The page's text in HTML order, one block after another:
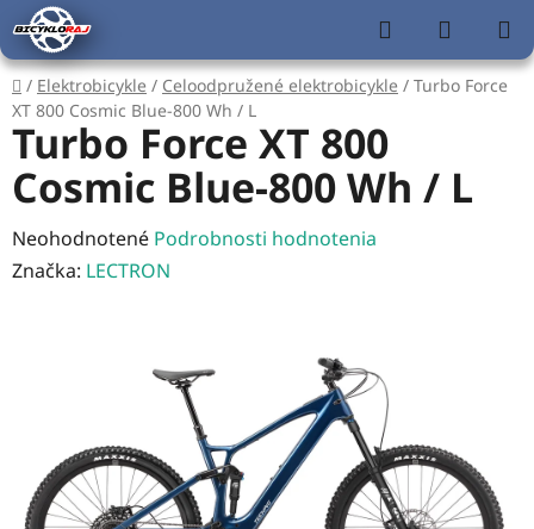
Prejsť
na
obsah
Hľadať
KOŠÍK
Domov
/ Elektrobicykle / Celoodpružené elektrobicykle / Turbo Force
XT 800 Cosmic Blue-800 Wh / L
Turbo Force XT 800
Cosmic Blue-800 Wh / L
Priemerné
hodnotenie
hviezdičiek.
Neohodnotené Podrobnosti hodnotenia
Značka: LECTRON